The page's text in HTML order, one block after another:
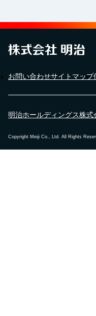
お問い合わせサイトマップ
明治ホールディングス株式
Copyright Meiji Co., Ltd. All Rights